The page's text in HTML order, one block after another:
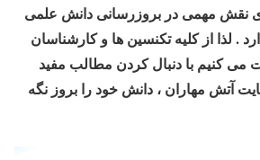
نقش مهمی در بروزرسانی دانش علمی
. لذا از کلیه تکنسین ها و کارشناسان
کنیم با دنبال کردن مطالب مفید
آتش مهاران ، دانش خود را بروز نگه